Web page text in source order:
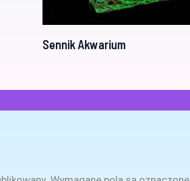
Sennik Akwarium